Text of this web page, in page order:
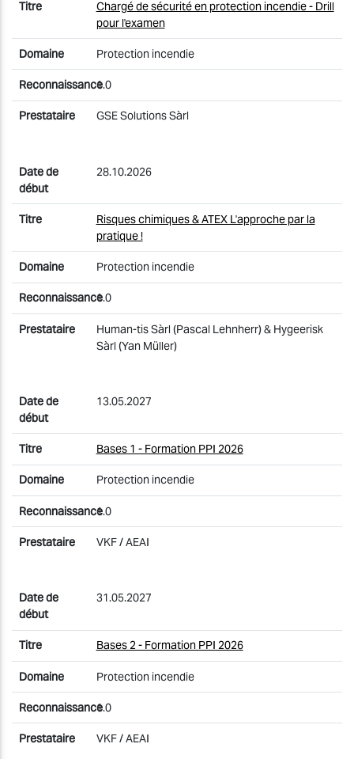
Chargé de sécurité en protection incendie - Drill
pour l'examen
Protection incendie
1.0
GSE Solutions Sàrl
28.10.2026
Risques chimiques & ATEX L'approche par la
pratique !
Protection incendie
1.0
Human-tis Sàrl (Pascal Lehnherr) & Hygeerisk
Sàrl (Yan Müller)
13.05.2027
Bases 1 - Formation PPI 2026
Protection incendie
1.0
VKF / AEAI
31.05.2027
Bases 2 - Formation PPI 2026
Protection incendie
1.0
VKF / AEAI